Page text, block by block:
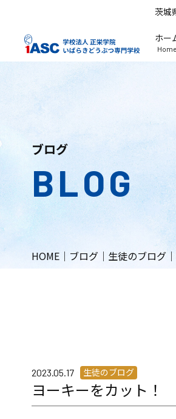
茨城
ホー
Home
ブログ
BLOG
HOME ｜ ブログ ｜ 生徒のブログ ｜
2023.05.17 生徒のブログ
ヨーキーをカット！